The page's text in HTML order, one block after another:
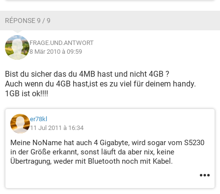
RÉPONSE 9 / 9
FRAGE.UND.ANTWORT
8 Mär 2010 à 09:59
Bist du sicher das du 4MB hast und nicht 4GB ?
Auch wenn du 4GB hast,ist es zu viel für deinem handy.
1GB ist ok!!!!
er78kl
11 Jul 2011 à 16:34
Meine NoName hat auch 4 Gigabyte, wird sogar vom S5230
in der Größe erkannt, sonst läuft da aber nix, keine
Übertragung, weder mit Bluetooth noch mit Kabel.